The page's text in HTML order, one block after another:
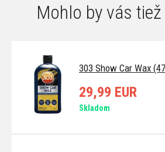
Mohlo by vás
303 Show Car Wax
29,99 EUR
Skladom